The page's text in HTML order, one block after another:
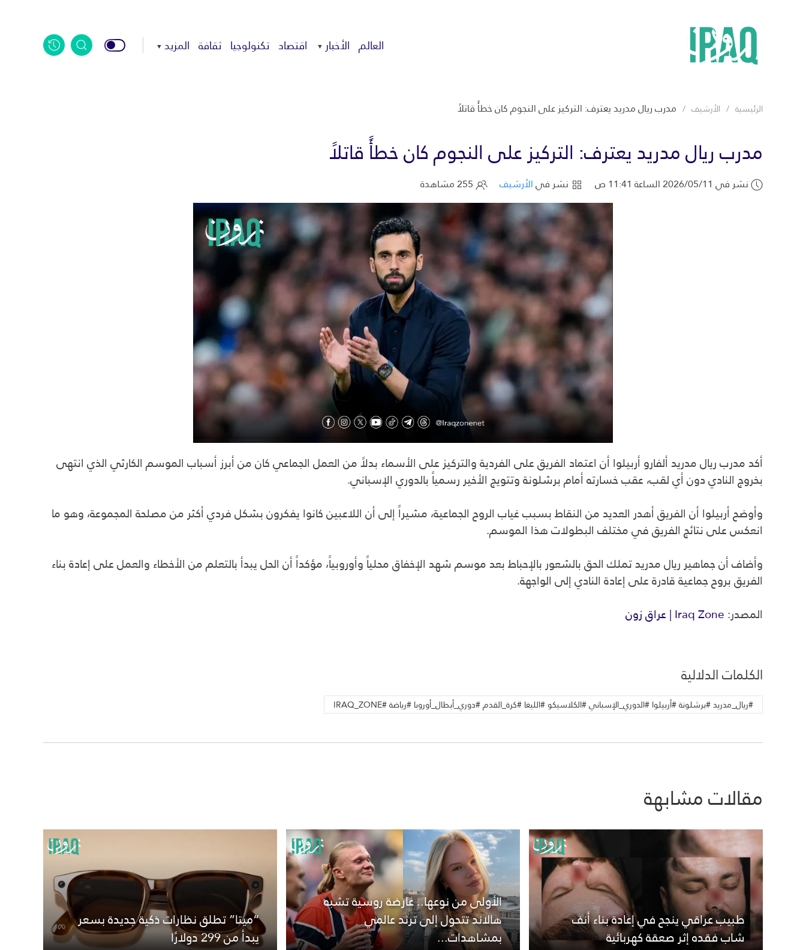
العالم الأخبار اقتصاد تكنولوجيا ثقافة المزيد
الرئيسية الأرشيف مدرب ريال مدريد يعترف: التركيز على النجوم كان خطأً قاتلاً
مدرب ريال مدريد يعترف: التركيز على النجوم كان خطأً قاتلاً
نشر في 2026/05/11 الساعة 11:41 ص نشر فيالأرشيف
أكد مدرب ريال مدريد ألفارو أربيلوا أن اعتماد الفريق على الفردية والتركيز على الأسماء بدلاً من العمل الجماعي كان من أبرز أسباب الموسم الكارثي الذي انتهى
بخروج النادي دون أي لقب، عقب خسارته أمام برشلونة وتتويج الأخير رسمياً بالدوري الإسباني.
وأوضح أربيلوا أن الفريق أهدر العديد من النقاط بسبب غياب الروح الجماعية، مشيراً إلى أن اللاعبين كانوا يفكرون بشكل فردي أكثر من مصلحة المجموعة، وهو ما
انعكس على نتائج الفريق في مختلف البطولات هذا الموسم.
وأضاف أن جماهير ريال مدريد تملك الحق بالشعور بالإحباط بعد موسم شهد الإخفاق محلياً وأوروبياً، مؤكداً أن الحل يبدأ بالتعلم من الأخطاء والعمل على إعادة بناء
الفريق بروح جماعية قادرة على إعادة النادي إلى الواجهة.
المصدر:Iraq Zone | عراق زون
الكلمات الدلالية
#ريال_مدريد #برشلونة #أربيلوا #الدوري_الإسباني #الكلاسيكو #الليغا #كرة_القدم #دوري_أبطال_أوروبا #رياضة #IRAQ_ZONE
مقالات مشابهة
طبيب عراقي ينجح في إعادة بناء أنف
شاب فقده إثر صعقة كهربائية
الأولى من نوعها.. عارضة روسية تشبه
هالاند تتحول إلى ترند عالمي
بمشاهدات...
“ميتا” تطلق نظارات ذكية جديدة بسعر
يبدأ من 299 دولارًا